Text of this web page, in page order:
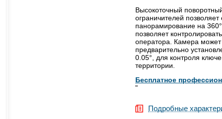
Высокоточный
ограничителей позволяет
панорамирование на
позволяет
оператора. Камера
предварительно
0.05°, для контроля
территории.
Бесплатное
"
Подробные